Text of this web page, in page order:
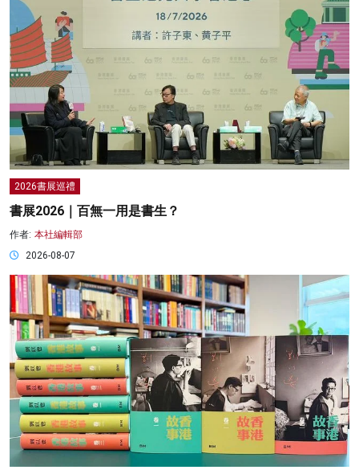
2026書展巡禮
書展2026｜百無一用是書生？
作者: 本社編輯部
2026-08-07